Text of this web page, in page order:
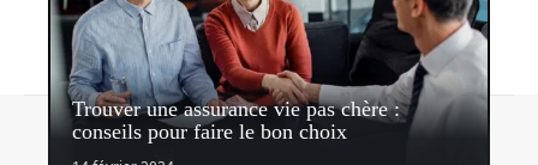
Trouver une assurance vie pas chère :
conseils pour faire le bon choix
Contact Mentions légales Sitemap